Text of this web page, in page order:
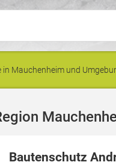
in Mauchenheim und
Bautenschutz